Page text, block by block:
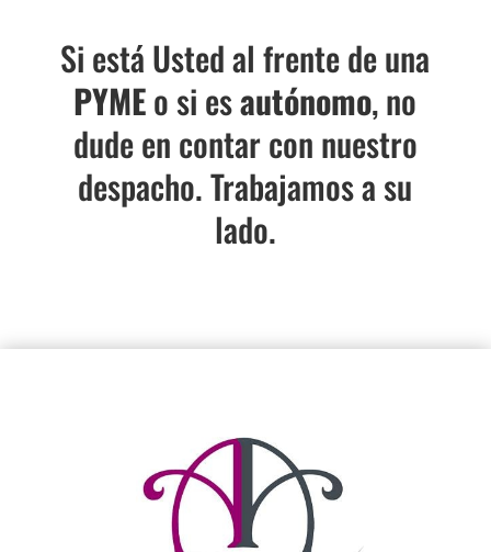
Si está Usted al frente de una
PYMEo si esautónomo, no
dude en contar con nuestro
despacho. Trabajamos a su
lado.